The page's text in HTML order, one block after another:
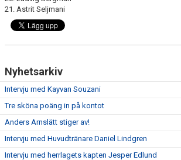
21. Astrit Seljmani
Nyhetsarkiv
Intervju med Kayvan Souzani
Tre sköna poäng in på kontot
Anders Arnslätt stiger av!
Intervju med Huvudtränare Daniel Lindgren
Intervju med herrlagets kapten Jesper Edlund